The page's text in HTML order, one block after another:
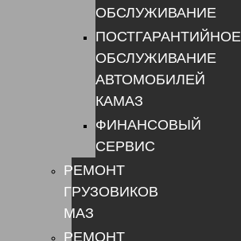
ОБСЛУЖИВАНИЕ
ПОСТГАРАНТИЙНОЕ
ОБСЛУЖИВАНИЕ
АВТОМОБИЛЕЙ
КАМАЗ
ФИНАНСОВЫЙ
СЕРВИС
РЕМОНТ
ГРУЗОВИКОВ
МАЗ
РЕМОНТ